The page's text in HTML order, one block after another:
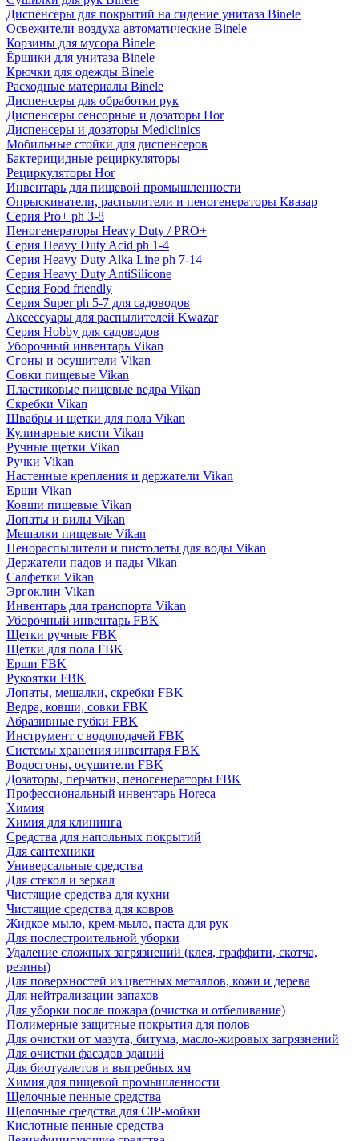
Диспенсеры для покрытий на сидение унитаза Binele
Освежители воздуха автоматические Binele
Корзины для мусора Binele
Ёршики для унитаза Binele
Крючки для одежды Binele
Расходные материалы Binele
Диспенсеры для обработки рук
Диспенсеры сенсорные и дозаторы Hor
Диспенсеры и дозаторы Mediclinics
Мобильные стойки для диспенсеров
Бактерицидные рециркуляторы
Рециркуляторы Hor
Инвентарь для пищевой промышленности
Опрыскиватели, распылители и пеногенераторы Квазар
Серия Pro+ ph 3-8
Пеногенераторы Heavy Duty / PRO+
Серия Heavy Duty Acid ph 1-4
Серия Heavy Duty Alka Line ph 7-14
Серия Heavy Duty AntiSilicone
Серия Food friendly
Серия Super ph 5-7 для садоводов
Аксессуары для распылителей Kwazar
Серия Hobby для садоводов
Уборочный инвентарь Vikan
Сгоны и осушители Vikan
Совки пищевые Vikan
Пластиковые пищевые ведра Vikan
Скребки Vikan
Швабры и щетки для пола Vikan
Кулинарные кисти Vikan
Ручные щетки Vikan
Ручки Vikan
Настенные крепления и держатели Vikan
Ерши Vikan
Ковши пищевые Vikan
Лопаты и вилы Vikan
Мешалки пищевые Vikan
Пенораспылители и пистолеты для воды Vikan
Держатели падов и пады Vikan
Салфетки Vikan
Эргоклин Vikan
Инвентарь для транспорта Vikan
Уборочный инвентарь FBK
Щетки ручные FBK
Щетки для пола FBK
Ерши FBK
Рукоятки FBK
Лопаты, мешалки, скребки FBK
Ведра, ковши, совки FBK
Абразивные губки FBK
Инструмент с водоподачей FBK
Системы хранения инвентаря FBK
Водосгоны, осушители FBK
Дозаторы, перчатки, пеногенераторы FBK
Профессиональный инвентарь Horeca
Химия
Химия для клининга
Средства для напольных покрытий
Для сантехники
Универсальные средства
Для стекол и зеркал
Чистящие средства для кухни
Чистящие средства для ковров
Жидкое мыло, крем-мыло, паста для рук
Для послестроительной уборки
Удаление сложных загрязнений (клея, граффити, скотча,
резины)
Для поверхностей из цветных металлов, кожи и дерева
Для нейтрализации запахов
Для уборки после пожара (очистка и отбеливание)
Полимерные защитные покрытия для полов
Для очистки от мазута, битума, масло-жировых загрязнений
Для очистки фасадов зданий
Для биотуалетов и выгребных ям
Химия для пищевой промышленности
Щелочные пенные средства
Щелочные средства для CIP-мойки
Кислотные пенные средства